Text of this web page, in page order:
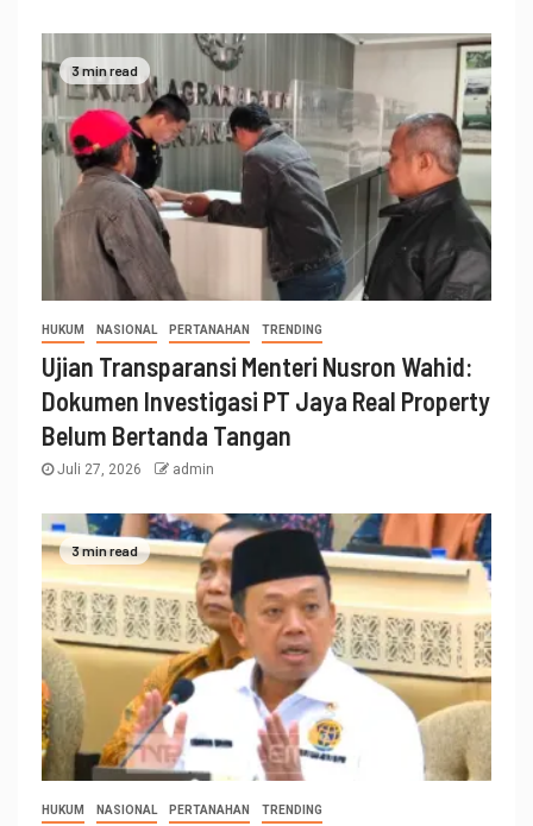
3 min read
HUKUM NASIONAL PERTANAHAN TRENDING
Ujian Transparansi Menteri Nusron Wahid:
Dokumen Investigasi PT Jaya Real Property
Belum Bertanda Tangan
Juli 27, 2026 admin
3 min read
HUKUM NASIONAL PERTANAHAN TRENDING